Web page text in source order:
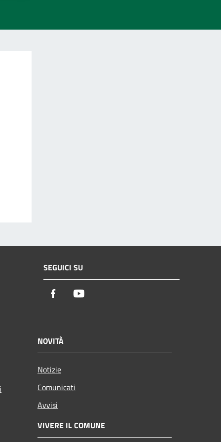
SEGUICI SU
Facebook
NOVITÀ
Notizie
Comunicati
Avvisi
VIVERE IL COMUNE